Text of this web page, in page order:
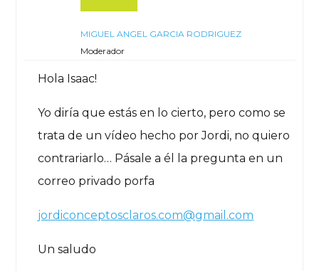
MIGUEL ANGEL GARCIA RODRIGUEZ
Moderador
Hola Isaac!
Yo diría que estás en lo cierto, pero como se
trata de un vídeo hecho por Jordi, no quiero
contrariarlo… Pásale a él la pregunta en un
correo privado porfa
jordiconceptosclaros.com@gmail.com
Un saludo